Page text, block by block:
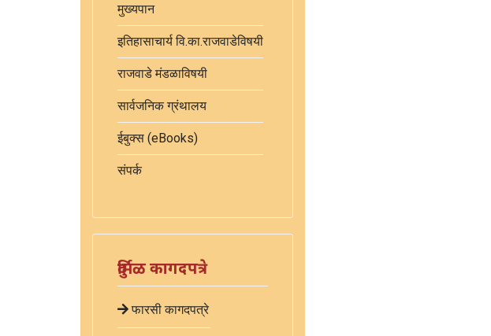
मुख्यपान
इतिहासाचार्य वि.का.राजवाडेविषयी
राजवाडे मंडळाविषयी
सार्वजनिक ग्रंथालय
ईबुक्स (eBooks)
संपर्क
दुर्मिळ कागदपत्रे
फारसी कागदपत्रे